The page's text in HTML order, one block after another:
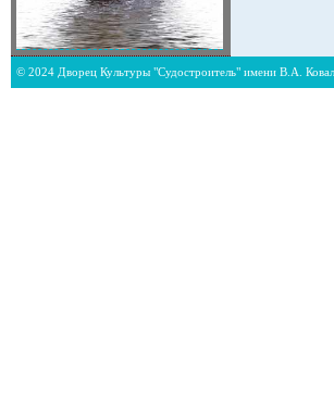
© 2024 Дворец Культуры "Судостроитель" имени В.А.